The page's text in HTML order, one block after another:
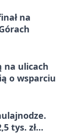
na
na ulicach
o wsparciu
tys. zł